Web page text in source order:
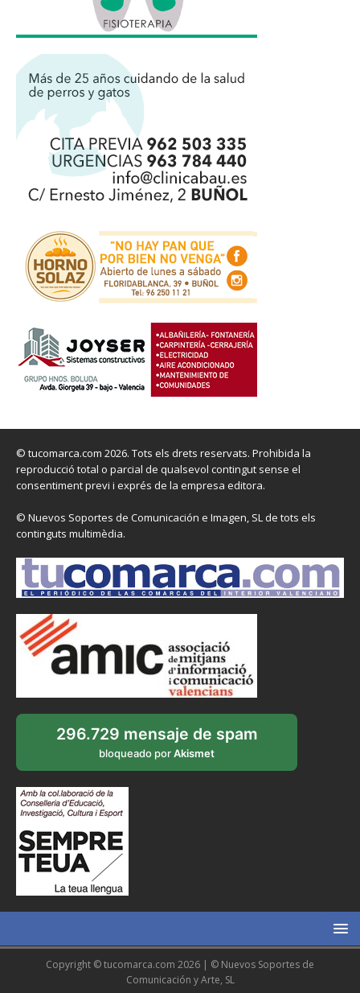
© tucomarca.com 2026. Tots els drets reservats. Prohibida la
reproducció total o parcial de qualsevol contingut sense el
consentiment previ i exprés de la empresa editora.
© Nuevos Soportes de Comunicación e Imagen, SL de tots els
continguts multimèdia.
296.729 mensaje de spam
bloqueado porAkismet
Copyright © tucomarca.com 2026 | © Nuevos Soportes de
Comunicación y Arte, SL